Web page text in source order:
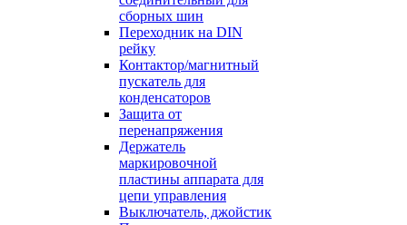
сборных шин
Переходник на DIN
рейку
Контактор/магнитный
пускатель для
конденсаторов
Защита от
перенапряжения
Держатель
маркировочной
пластины аппарата для
цепи управления
Выключатель, джойстик